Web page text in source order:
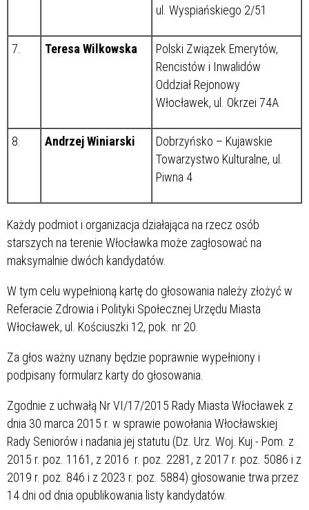
ul. Wyspiańskiego 2/51
7. Teresa Wilkowska
Polski Związek Emerytów,
Rencistów i Inwalidów
Oddział Rejonowy
Włocławek, ul. Okrzei 74A
8. Andrzej Winiarski
Dobrzyńsko – Kujawskie
Towarzystwo Kulturalne, ul.
Piwna 4
Każdy podmiot i organizacja działająca na rzecz osób
starszych na terenie Włocławka może zagłosować na
maksymalnie dwóch kandydatów.
W tym celu wypełnioną kartę do głosowania należy złożyć w
Referacie Zdrowia i Polityki Społecznej Urzędu Miasta
Włocławek, ul. Kościuszki 12, pok. nr 20.
Za głos ważny uznany będzie poprawnie wypełniony i
podpisany formularz karty do głosowania.
Zgodnie z uchwałą Nr VI/17/2015 Rady Miasta Włocławek z
dnia 30 marca 2015 r. w sprawie powołania Włocławskiej
Rady Seniorów i nadania jej statutu (Dz. Urz. Woj. Kuj.- Pom. z
2015 r. poz. 1161, z 2016 r. poz. 2281, z 2017 r. poz. 5086 i z
2019 r. poz. 846 i z 2023 r. poz. 5884) głosowanie trwa przez
14 dni od dnia opublikowania listy kandydatów.